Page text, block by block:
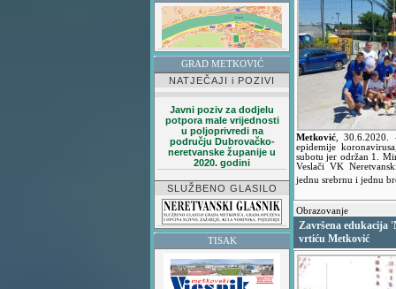
GRAD METKOVIĆ
NATJEČAJI i POZIVI
Javni poziv za dodjelu
potpora male vrijednosti
u poljoprivredi na
području Dubrovačko-
neretvanske županije u
2020. godini
SLUŽBENO GLASILO
TISAK
Metković ,30.6.2020.
epidemije
subotu jer održan 1.
Veslači VK
jednu srebrnu i jednu
Obrazovanje
Završena edukacija
vrtiću Metković